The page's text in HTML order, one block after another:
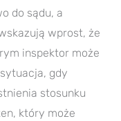
do sądu, a
wprost, że
inspektor może
gdy
stosunku
który może